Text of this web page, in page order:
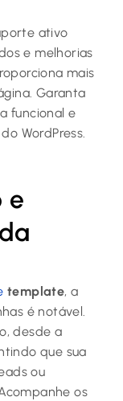
ativo
e melhorias
mais
Garanta
funcional e
WordPress.
e
template, a
é notável.
desde a
que sua
ou
os